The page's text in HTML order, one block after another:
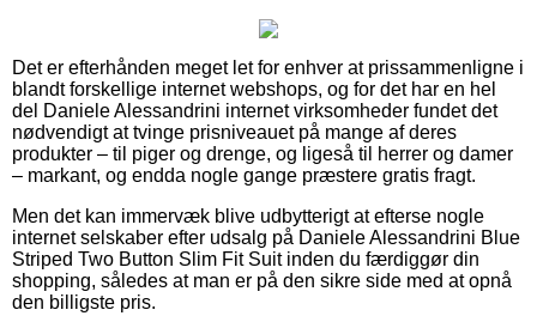
Det er efterhånden meget let for enhver at prissammenligne i
blandt forskellige internet webshops, og for det har en hel
del Daniele Alessandrini internet virksomheder fundet det
nødvendigt at tvinge prisniveauet på mange af deres
produkter – til piger og drenge, og ligeså til herrer og damer
– markant, og endda nogle gange præstere gratis fragt.
Men det kan immervæk blive udbytterigt at efterse nogle
internet selskaber efter udsalg på Daniele Alessandrini Blue
Striped Two Button Slim Fit Suit inden du færdiggør din
shopping, således at man er på den sikre side med at opnå
den billigste pris.